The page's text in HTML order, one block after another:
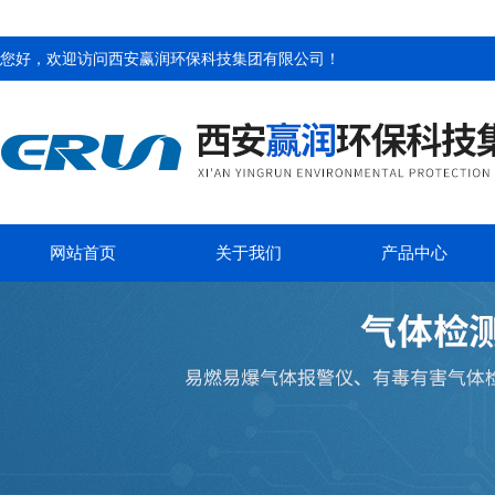
您好，欢迎访问西安赢润环保科技集团有限公司 ！
网站首页 关于我们 产品中心